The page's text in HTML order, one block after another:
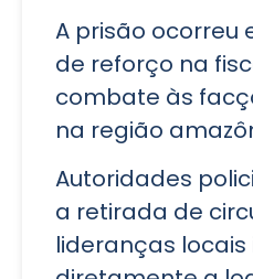
A prisão ocorreu
de reforço na
combate às
na região
Autoridades
a retirada de
lideranças